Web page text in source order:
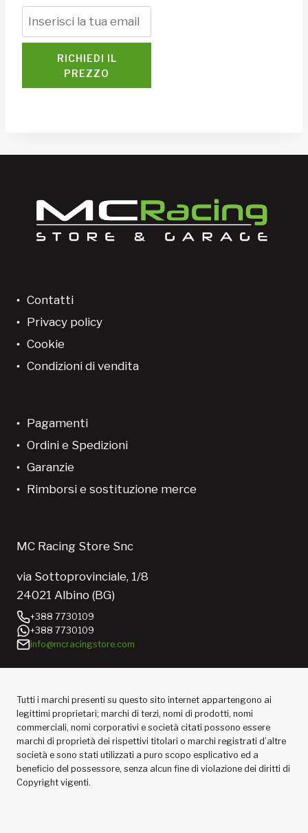
RICHIEDI IL
PREZZO
Contatti
Privacy policy
Cookie
Condizioni di vendita
Pagamenti
Ordini e Spedizioni
Garanzie
Rimborsi e sostituzione merce
MC Racing Store Snc
via Sottoprovinciale, 1/8
24021 Albino (BG)
+388 7730109
+388 7730109
info@mcracingstore.com
Tutti i marchi presenti su questo sito internet appartengono ai
legittimi proprietari; marchi di terzi, nomi di prodotti, nomi
commerciali, nomi corporativi e società citati possono essere
marchi di proprietà dei rispettivi titolari o marchi registrati d’altre
società e sono stati utilizzati a puro scopo esplicativo ed a
beneficio del possessore, senza alcun fine di violazione dei diritti di
Copyright vigenti.